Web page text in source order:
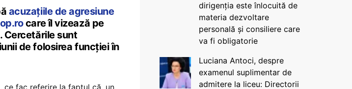
acuzațiile de agresiune
care îl vizează pe
. Cercetările sunt
de folosirea funcției în
ce fac referire la faptul că, un
dirigenția este înlocuită de
materia dezvoltare
personală și consiliere care
va fi obligatorie
Luciana Antoci, despre
examenul suplimentar de
admitere la liceu: Directorii